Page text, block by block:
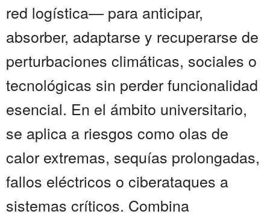
red logística— para anticipar,
absorber, adaptarse y recuperarse de
perturbaciones climáticas, sociales o
tecnológicas sin perder funcionalidad
esencial. En el ámbito universitario,
se aplica a riesgos como olas de
calor extremas, sequías prolongadas,
fallos eléctricos o ciberataques a
sistemas críticos. Combina